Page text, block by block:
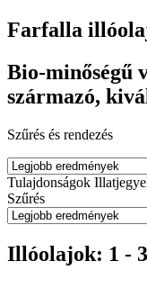
Farfalla
Bio-minőségű
származó,
Szűrés és rendezés
Tulajdonságok
Szűrés
Illóolajok: 1 -